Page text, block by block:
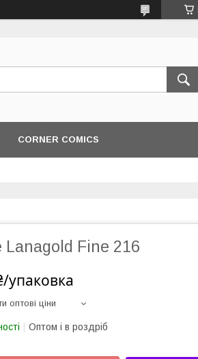
CORNER COMICS
Lanagold Fine 216
упаковка
оптові ціни
Оптом і в роздріб